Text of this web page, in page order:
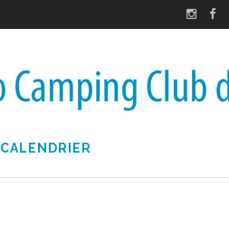
CALENDRIER